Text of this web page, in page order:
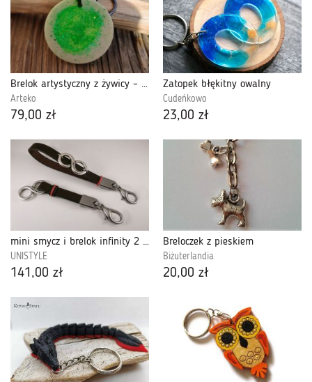
Brelok artystyczny z żywicy – zielona energia
Arteko
79,00 zł
Zatopek błękitny owalny
Cudeńkowo
23,00 zł
mini smycz i brelok infinity 2 szt
UNISTYLE
141,00 zł
Breloczek z pieskiem
Biżuterlandia
20,00 zł